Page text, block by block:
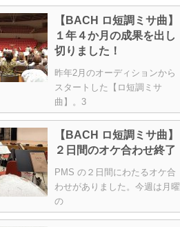
【BACH ロ短調ミサ曲】
１年４か月の成果を出し
切りました！
昨年2月のオーディションから
スタートした【ロ短調ミサ
曲】。3
【BACH ロ短調ミサ曲】
２日間のオケ合わせ終了
PMS の２日間にわたるオケ合
わせがありました。今週は月曜
の